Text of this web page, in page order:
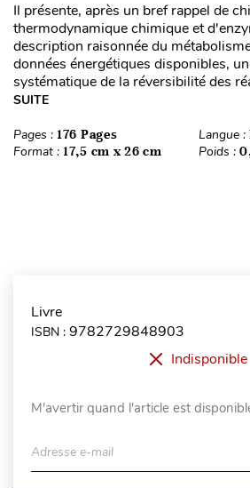
Il présente, après un bref rappel de
thermodynamique chimique et
description raisonnée du
données énergétiques disponibles,
systématique de la réversibilité des
SUITE
Pages : 176 Pages Langue :
Format : 17,5 cm x 26 cm Poids :
Livre
ISBN : 9782729848903
Indisponible
M'avertir quand l'article est
Adresse e-mail